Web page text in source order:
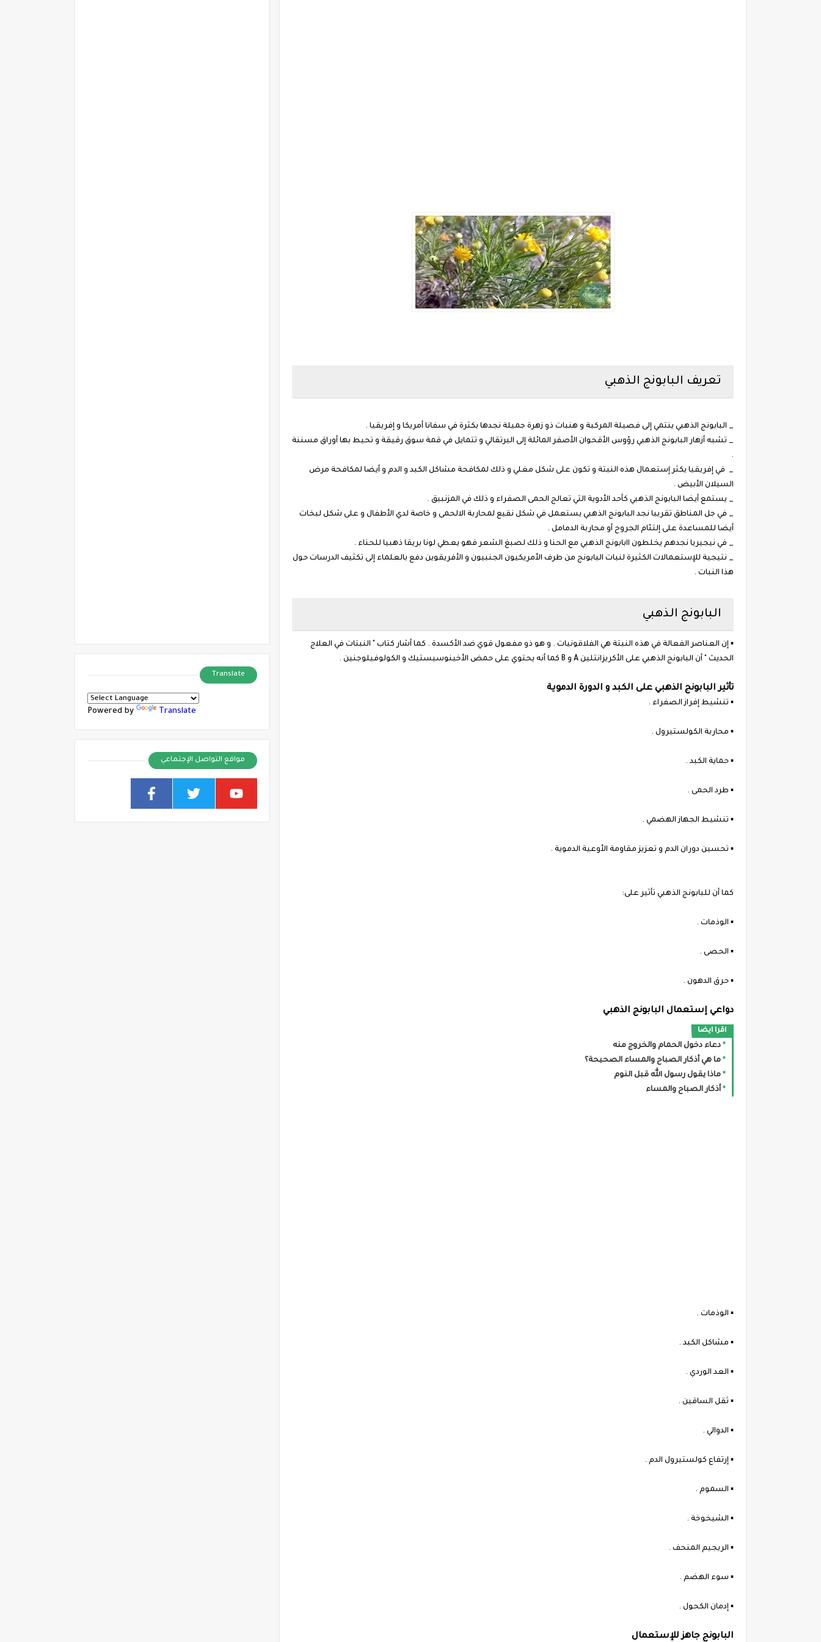
تعريف البابونج الذهبي
_ البابونج الذهبي ينتمي إلى فصيلة المركبة و هنبات ذو زهرة جميلة نجدها بكثرة في سفانا أمريكا و إفريقيا .
_ تشبه أزهار البابونج الذهبي رؤوس الأقحوان الأصفر المائلة إلى البرتقالي و تتمايل في قمة سوق رقيقة و تحيط بها أوراق مسننة
.
_ في إفريقيا يكثر إستعمال هذه النبتة و تكون على شكل مغلي و ذلك لمكافحة مشاكل الكبد و الدم و أيضا لمكافحة مرض
السيلان الأبيض .
_ يستمع أيضا البابونج الذهبي كأحد الأدوية التي تعالج الحمى الصفراء و ذلك في المزنبيق .
_ في جل المناطق تقريبا نجد البابونج الذهبي يستعمل في شكل نقيع لمحاربة الالحمى و خاصة لدي الأطفال و على شكل لبخات
أيضا للمساعدة على إلتئام الجروح أو محاربة الدمامل .
_ في نيجيريا نجدهم يخلطون اابابونج الذهبي مع الحنا و ذلك لصبغ الشعر فهو يعطي لونا بريقا ذهبيا للحناء .
_ نتيجية للإستعمالات الكثيرة لنبات البابونج من طرف الأمريكيون الجنبيون و الأفريقوين دفع بالعلماء إلى تكثيف الدرسات حول
هذا النبات .
البابونج الذهبي
▪︎ إن العناصر الفعالة في هذه النبتة هي الفلاقونيات . و هو ذو مفعول قوي ضد الأكسدة . كما أشار كتاب " النبتات في العلاج
الحديث " أن البابونج الذهبي على الأكريزانتلين A و B كما أنه يحتوي على حمض الأخينوسيستيك و الكولوفيلوجنين .
تأثير البابونج الذهبي على الكبد و الدورة الدموية
▪︎ تنشيط إفراز الصفراء .
▪︎ محاربة الكولستيرول .
▪︎ حماية الكبد .
▪︎ طرد الحمى .
▪︎ تنشيط الجهاز الهضمي .
▪︎ تحسين دوران الدم و تعزيز مقاومة الأوعية الدموية .
كما أن للبابونج الذهبي تأثير على:
▪︎ الوذمات .
▪︎ الحصى .
▪︎ حرق الدهون .
دواعي إستعمال البابونج الذهبي
اقرا ايضا
دعاء دخول الحمام والخروج منه
ما هي أذكار الصباح والمساء الصحيحة؟
ماذا يقول رسول الله قبل النوم
أذكار الصباح والمساء
▪︎ الوذمات .
▪︎ مشاكل الكبد .
▪︎ العد الوردي .
▪︎ ثقل الساقين .
▪︎ الدوالي .
▪︎ إرتفاع كولستيرول الدم .
▪︎ السموم .
▪︎ الشيخوخة .
▪︎ الريجيم المنحف .
▪︎ سوء الهضم .
▪︎ إدمان الكحول .
البابونج جاهز للإستعمال
Translate
Powered by Translate
مواقع التواصل الإجتماعي